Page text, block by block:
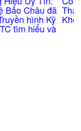
Vệ Sinh
Đục Gạch